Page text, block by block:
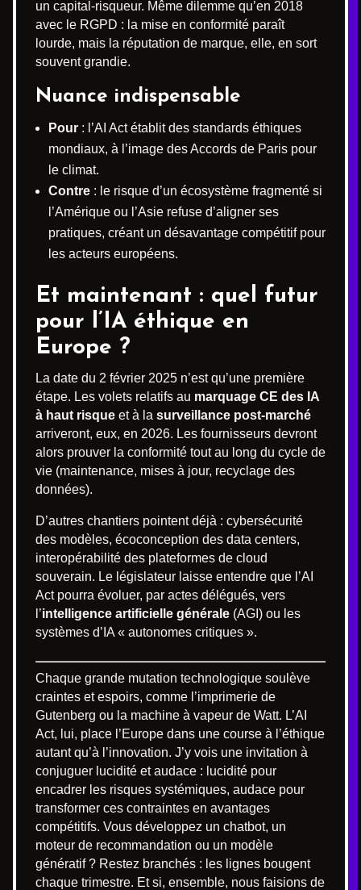
un capital-risqueur. Même dilemme qu’en 2018
avec le RGPD : la mise en conformité paraît
lourde, mais la réputation de marque, elle, en sort
souvent grandie.
Nuance indispensable
Pour : l’AI Act établit des standards éthiques
mondiaux, à l’image des Accords de Paris pour
le climat.
Contre : le risque d’un écosystème fragmenté si
l’Amérique ou l’Asie refuse d’aligner ses
pratiques, créant un désavantage compétitif pour
les acteurs européens.
Et maintenant : quel futur
pour l’IA éthique en
Europe ?
La date du 2 février 2025 n’est qu’une première
étape. Les volets relatifs au marquage CE des IA
à haut risque et à la surveillance post-marché
arriveront, eux, en 2026. Les fournisseurs devront
alors prouver la conformité tout au long du cycle de
vie (maintenance, mises à jour, recyclage des
données).
D’autres chantiers pointent déjà : cybersécurité
des modèles, écoconception des data centers,
interopérabilité des plateformes de cloud
souverain. Le législateur laisse entendre que l’AI
Act pourra évoluer, par actes délégués, vers
l’intelligence artificielle générale (AGI) ou les
systèmes d’IA « autonomes critiques ».
Chaque grande mutation technologique soulève
craintes et espoirs, comme l’imprimerie de
Gutenberg ou la machine à vapeur de Watt. L’AI
Act, lui, place l’Europe dans une course à l’éthique
autant qu’à l’innovation. J’y vois une invitation à
conjuguer lucidité et audace : lucidité pour
encadrer les risques systémiques, audace pour
transformer ces contraintes en avantages
compétitifs. Vous développez un chatbot, un
moteur de recommandation ou un modèle
génératif ? Restez branchés : les lignes bougent
chaque trimestre. Et si, ensemble, nous faisions de